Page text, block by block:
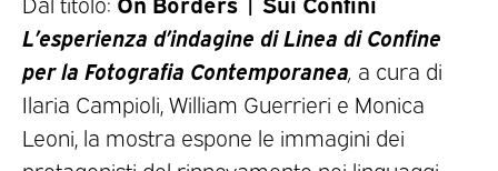
L’esperienza d’indagine di Linea di Confine
per la Fotografia Contemporanea, a cura di
Ilaria Campioli, William Guerrieri e Monica
Leoni, la mostra espone le immagini dei